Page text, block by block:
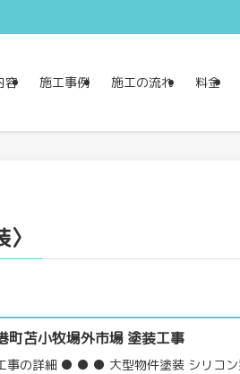
容 施工事例 施工の流れ 料金
町苫小牧場外市場 塗装工事
事の詳細 ● ● ● 大型物件塗装 シリコン